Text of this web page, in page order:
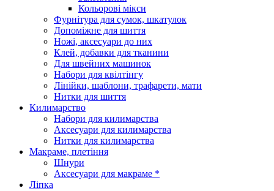
Кольорові мікси
Фурнітура для сумок, шкатулок
Допоміжне для шиття
Ножі, аксесуари до них
Клей, добавки для тканини
Для швейних машинок
Набори для квілтінгу
Лінійки, шаблони, трафарети, мати
Нитки для шиття
Килимарство
Набори для килимарства
Аксесуари для килимарства
Нитки для килимарства
Макраме, плетіння
Шнури
Аксесуари для макраме *
Ліпка